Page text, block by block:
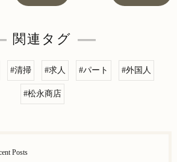
関連タグ
#清掃 #求人 #パート #外国人
#松永商店
Posts